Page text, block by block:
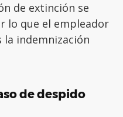
de extinción se
lo que el empleador
la indemnización
de despido